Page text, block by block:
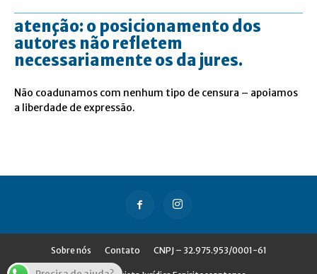
atenção: o posicionamento dos
autores não refletem
necessariamente os da jures.
Não coadunamos com nenhum tipo de censura – apoiamos
a liberdade de expressão.
Sobre nós Contato CNPJ – 32.975.953/0001-61